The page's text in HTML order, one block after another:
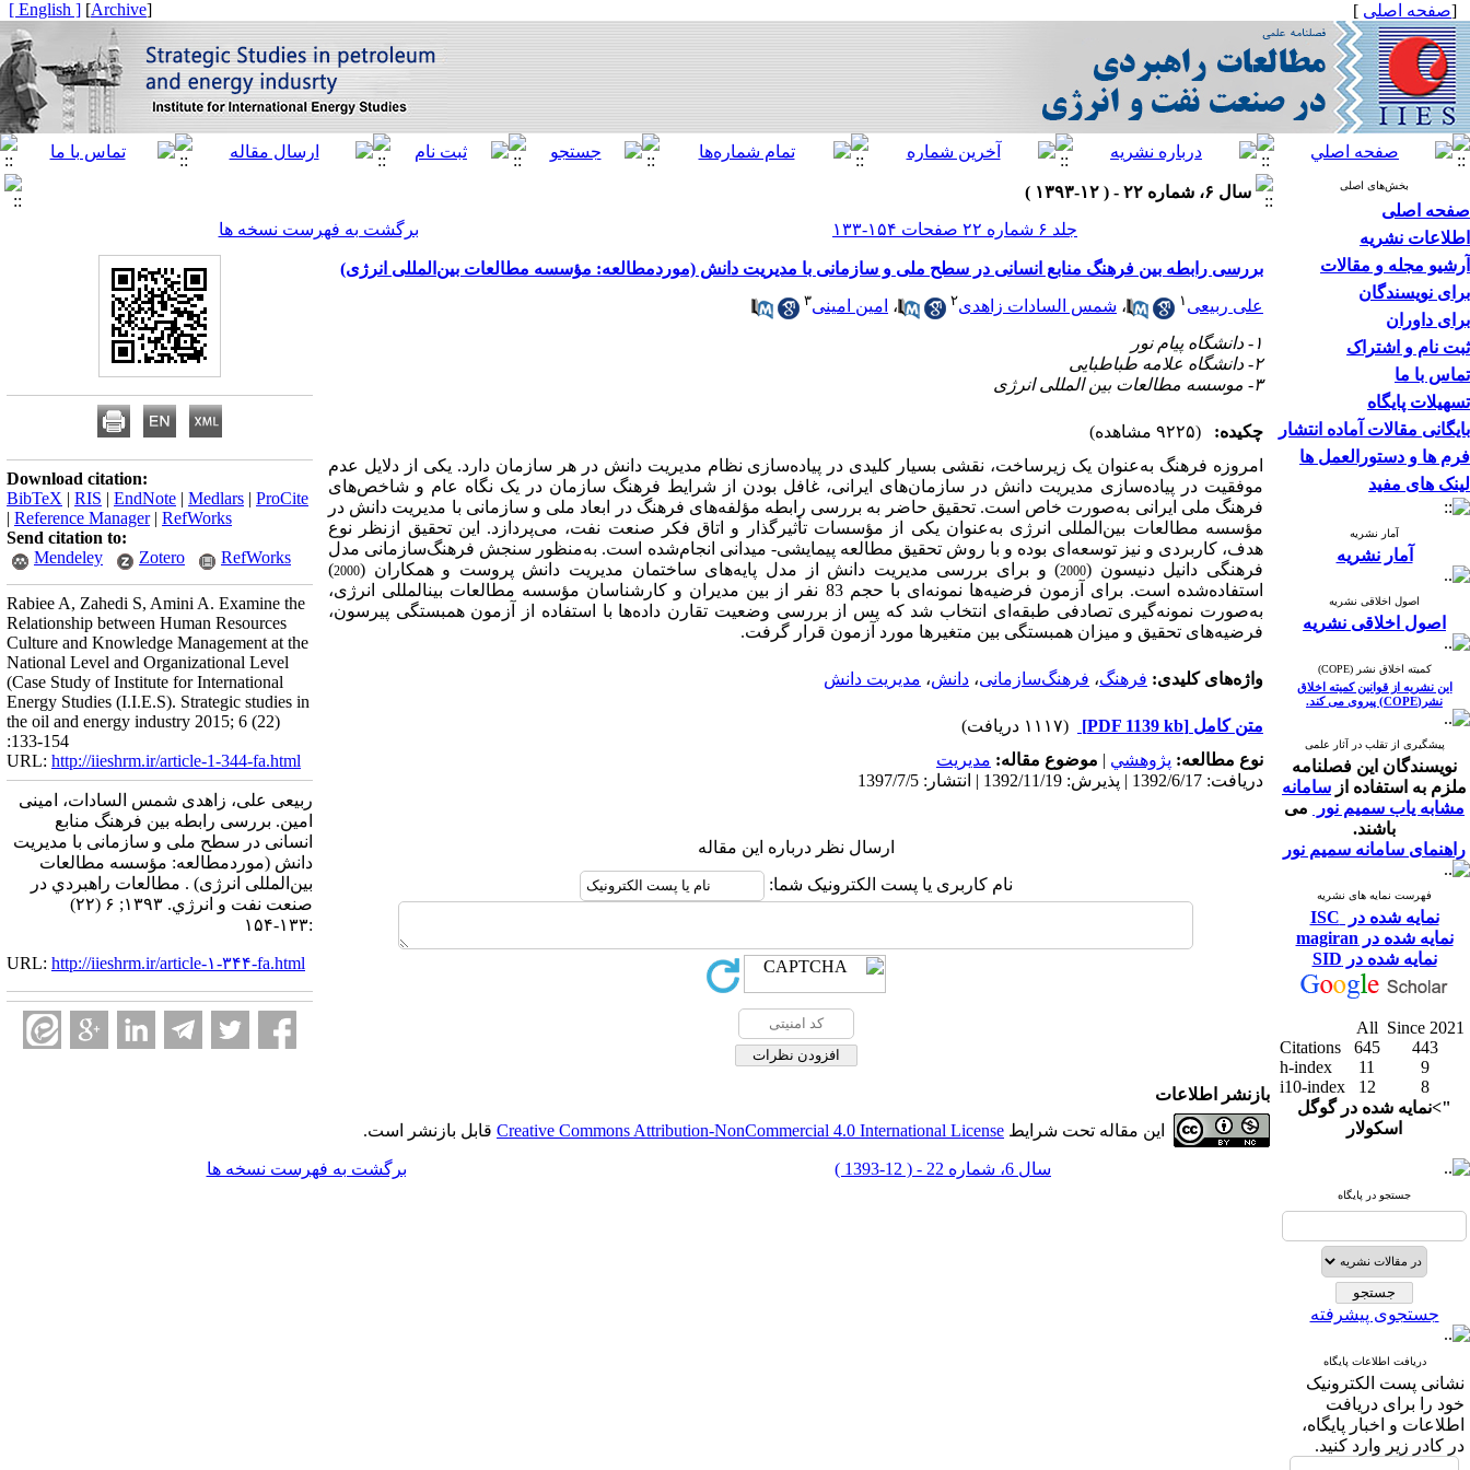
[صفحه اصلی ]
[
Archive
]
[ English ]
بخش‌های اصلی
صفحه اصلی
اطلاعات نشریه
آرشیو مجله و مقالات
برای نویسندگان
برای داوران
ثبت نام و اشتراک
تماس با ما
تسهیلات پایگاه
بایگانی مقالات آماده انتشار
فرم ها و دستورالعمل ها
لینک های مفید
آمار نشریه
آمار نشریه
اصول اخلاقی نشریه
اصول اخلاقی نشریه
کمیته اخلاق نشر (COPE)
این نشریه از قوانین کمیته اخلاق
نشر(COPE) پیروی می کند.
پیشگیری از تقلب در آثار علمی
نویسندگان این فصلنامه
ملزم به استفاده از سامانه
مشابه یاب سمیم نور
می
باشند.
راهنمای سامانه سمیم نور
فهرست نمایه های نشریه
نمایه شده در ISC
نمایه شده در magiran
نمایه شده در SID
All Since 2021
Citations
645
443
h-index
11
9
i10-index
12
8
">نمایه شده در گوگل
اسکولار
جستجو در پایگاه
جستجوی پیشرفته
دریافت اطلاعات پایگاه
نشانی پست الکترونیک
خود را برای دریافت
اطلاعات و اخبار پایگاه،
در کادر زیر وارد کنید.
سال ۶، شماره ۲۲ - ( ۱۲-۱۳۹۳ )
جلد ۶ شماره ۲۲ صفحات ۱۵۴-۱۳۳
برگشت به فهرست نسخه ها
بررسی رابطه بین فرهنگ منابع انسانی در سطح ملی و سازمانی با مدیریت دانش (موردمطالعه: مؤسسه مطالعات بین‌المللی انرژی)
علی ربیعی ۱ ، شمس السادات زاهدی۲ ، امین امینی۳
۱- دانشگاه پیام نور
۲- دانشگاه علامه طباطبایی
۳- موسسه مطالعات بین المللی انرژی
چکیده:
(۹۲۲۵ مشاهده)
امروزه فرهنگ به‌عنوان یک زیرساخت، نقشی بسیار کلیدی در پیاده‌سازی نظام مدیریت دانش در هر سازمان دارد. یکی از دلایل عدم
موفقیت در پیاده‌سازی مدیریت دانش در سازمان‌های ایرانی، غافل بودن از شرایط فرهنگ سازمان در یک نگاه عام و شاخص‌های
فرهنگ ملی ایرانی به‌صورت خاص است. تحقیق حاضر به بررسی رابطه مؤلفه‌های فرهنگ در ابعاد ملی و سازمانی با مدیریت دانش در
مؤسسه مطالعات بین‌المللی انرژی به‌عنوان یکی از مؤسسات تأثیرگذار و اتاق فکر صنعت نفت، می‌پردازد. این تحقیق ازنظر نوع
هدف، کاربردی و نیز توسعه‌ای بوده و با روش تحقیق مطالعه پیمایشی- میدانی انجام‌شده است. به‌منظور سنجش فرهنگ‌سازمانی مدل
فرهنگی دانیل دنیسون (2000) و برای بررسی مدیریت دانش از مدل پایه‌های ساختمان مدیریت دانش پروست و همکاران (2000
)
استفاده‌شده است. برای آزمون فرضیه‌ها نمونه‌ای با حجم 83 نفر از بین مدیران و کارشناسان مؤسسه مطالعات بین‏المللی انرژی،
به‌صورت نمونه‌گیری تصادفی طبقه‌ای انتخاب شد که پس از بررسی وضعیت تقارن داده‌ها با استفاده از آزمون همبستگی پیرسون،
فرضیه‌های تحقیق و میزان همبستگی بین متغیرها مورد آزمون قرار گرفت.
واژه‌های کلیدی: فرهنگ، فرهنگ‌سازمانی، دانش، مدیریت دانش
متن کامل [PDF 1139 kb]
(۱۱۱۷ دریافت)
نوع مطالعه: پژوهشي | موضوع مقاله: مديريت
دریافت: 1392/6/17 | پذیرش: 1392/11/19 | انتشار: 1397/7/5
ارسال نظر درباره این مقاله
نام کاربری یا پست الکترونیک شما:
Download citation:
BibTeX | RIS | EndNote | Medlars | ProCite
| Reference Manager| RefWorks
Send citation to:
Mendeley
Zotero RefWorks
Rabiee A, Zahedi S, Amini A. Examine the
Relationship between Human Resources
Culture and Knowledge Management at the
National Level and Organizational Level
(Case Study of Institute for International
Energy Studies (I.I.E.S). Strategic studies in
the oil and energy industry 2015; 6 (22)
:133-154
URL: http://iieshrm.ir/article-1-344-fa.html
ربیعی علی، زاهدی شمس السادات، امینی
امین. بررسی رابطه بین فرهنگ منابع
انسانی در سطح ملی و سازمانی با مدیریت
دانش (موردمطالعه: مؤسسه مطالعات
بین‌المللی انرژی) . مطالعات راهبردي در
صنعت نفت و انرژي. ۱۳۹۳; ۶ (۲۲)
:۱۳۳-۱۵۴
URL: http://iieshrm.ir/article-۱-۳۴۴-fa.html
بازنشر اطلاعات
این مقاله تحت شرایط Creative Commons Attribution-NonCommercial 4.0 International License قابل بازنشر است.
سال 6، شماره 22 - ( 12-1393 ) برگشت به فهرست نسخه ها